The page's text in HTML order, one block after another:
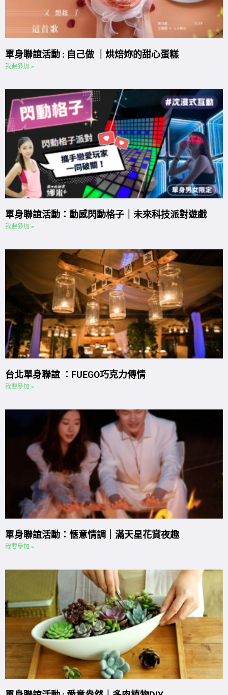
單身聯誼活動 : 自己做 ｜烘焙妳的甜心蛋糕
我要參加 »
單身聯誼活動：動感閃動格子｜未來科技派對遊戲
我要參加 »
台北單身聯誼 ：FUEGO巧克力傳情
我要參加 »
單身聯誼活動：愜意情調｜滿天星花賞夜趣
我要參加 »